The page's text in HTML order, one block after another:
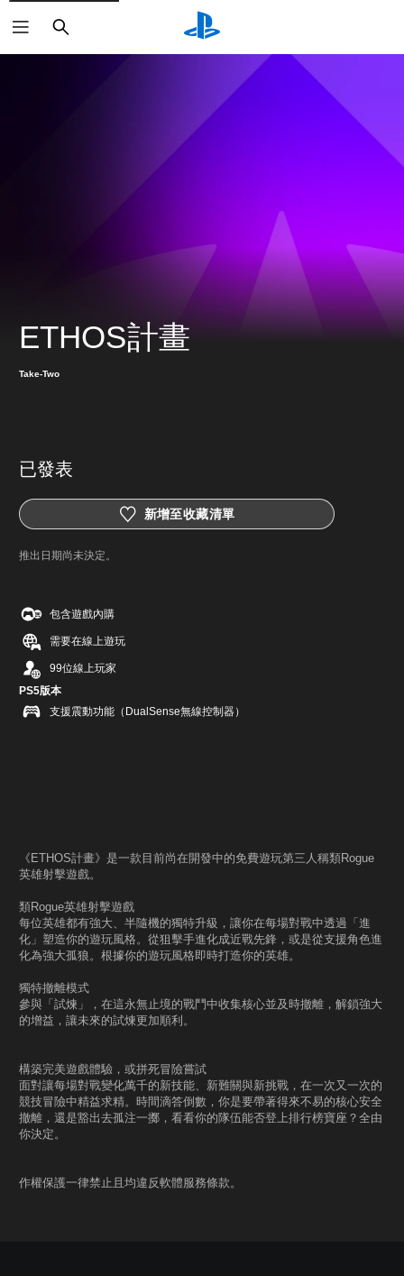
搜
尋
ETHOS計畫
Take-Two
已發表
新增至收藏清單
推出日期尚未決定。
包含遊戲內購
需要在線上遊玩
99位線上玩家
PS5版本
支援震動功能（DualSense無線控制器）
《ETHOS計畫》是一款目前尚在開發中的免費遊玩第三人稱類Rogue
英雄射擊遊戲。
類Rogue英雄射擊遊戲
每位英雄都有強大、半隨機的獨特升級，讓你在每場對戰中透過「進
化」塑造你的遊玩風格。從狙擊手進化成近戰先鋒，或是從支援角色進
化為強大孤狼。根據你的遊玩風格即時打造你的英雄。
獨特撤離模式
參與「試煉」，在這永無止境的戰鬥中收集核心並及時撤離，解鎖強大
的增益，讓未來的試煉更加順利。
構築完美遊戲體驗，或拼死冒險嘗試
面對讓每場對戰變化萬千的新技能、新難關與新挑戰，在一次又一次的
競技冒險中精益求精。時間滴答倒數，你是要帶著得來不易的核心安全
撤離，還是豁出去孤注一擲，看看你的隊伍能否登上排行榜寶座？全由
你決定。
作權保護一律禁止且均違反軟體服務條款。